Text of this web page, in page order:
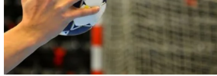
Info